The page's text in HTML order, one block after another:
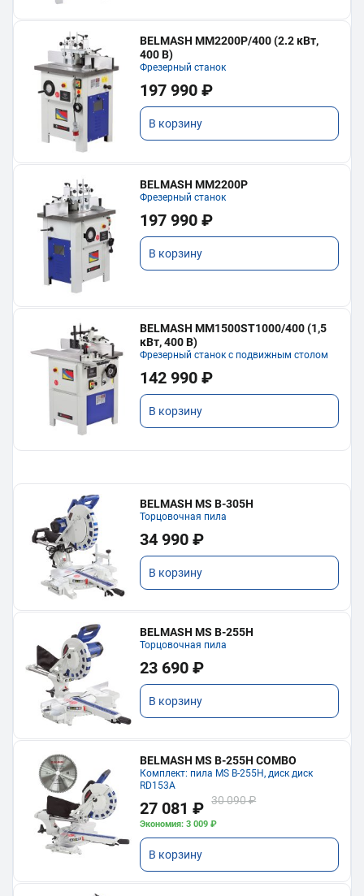
BELMASH MM2200P/400 (2.2 кВт,
400 В)
Фрезерный станок
197 990 ₽
В корзину
BELMASH MM2200P
Фрезерный станок
197 990 ₽
В корзину
BELMASH MM1500ST1000/400 (1,5
кВт, 400 В)
Фрезерный станок с подвижным столом
142 990 ₽
В корзину
BELMASH MS B-305H
Торцовочная пила
34 990 ₽
В корзину
BELMASH MS B-255H
Торцовочная пила
23 690 ₽
В корзину
BELMASH MS B-255H COMBO
Комплект: пила MS B-255H, диск диск
RD153A
27 081 ₽ 30 090 ₽
Экономия: 3 009 ₽
В корзину